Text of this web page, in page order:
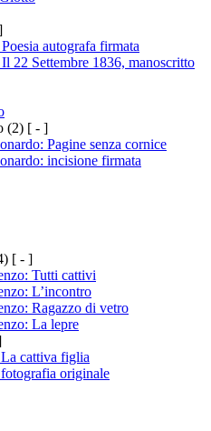
autografa firmata
22 Settembre 1836, manoscritto
(2) [ - ]
Pagine senza cornice
incisione firmata
[ - ]
Tutti cattivi
L’incontro
Ragazzo di vetro
La lepre
cattiva figlia
originale